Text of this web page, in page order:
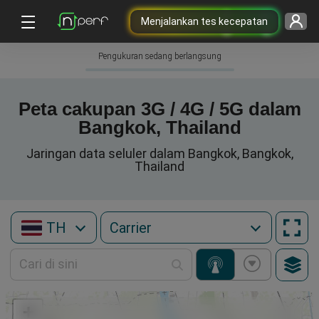
Menjalankan tes kecepatan
Pengukuran sedang berlangsung
Peta cakupan 3G / 4G / 5G dalam
Bangkok, Thailand
Jaringan data seluler dalam Bangkok, Bangkok,
Thailand
TH